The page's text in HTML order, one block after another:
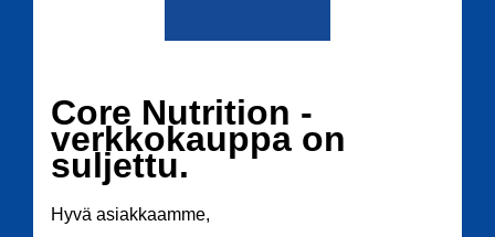
Core Nutrition -
verkkokauppa on
suljettu.
Hyvä asiakkaamme,